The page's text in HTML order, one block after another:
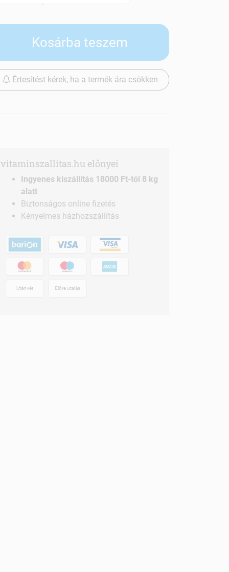
Kosárba teszem
Értesítést kérek, ha a termék ára csökken
vitaminszallitas.hu előnyei
Ingyenes kiszállítás 18000 Ft-tól 8 kg
alatt
Biztonságos online fizetés
Kényelmes házhozszállítás
Utánvét Előre utalás